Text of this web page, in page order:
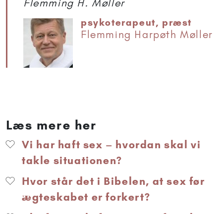
Flemming H. Møller
psykoterapeut, præst
Flemming Harpøth Møller
Læs mere her
Vi har haft sex – hvordan skal vi
takle situationen?
Hvor står det i Bibelen, at sex før
ægteskabet er forkert?